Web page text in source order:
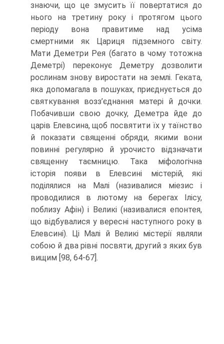
знаючи, що це змусить її повертатися до
нього на третину року і протягом цього
періоду вона правитиме над усіма
смертними як Цариця підземно­го світу.
Мати Деметри Рея (багато в чому тотожна
Деметрі) переконує Деметру дозволити
рослинам знову виростати на землі. Геката,
яка допомагала в пошуках, приєднується до
святкування возз’єднання матері й дочки.
Побачивши свою доч­ку, Деметра йде до
царів Елевсина, щоб посвятити їх у таїнство
й показати свя­щенні обряди, якими вони
повинні регулярно й урочисто відзначати
священну таємницю. Така міфологічна
історія появи в Елевсині містерій, які
поділялися на Малі (називалися міезис і
проводилися в лютому на берегах Ілісу,
поблизу Афін) і Великі (називалися епонтея,
що відбувалися у вересні наступного року в
Елевсині). Ці Малі й Великі містерії являли
собою й два рівні посвяти, другий з яких був
ви­щим [98, 64-67].